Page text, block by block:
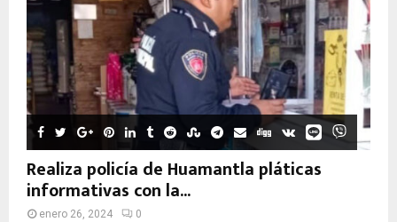
Realiza policía de Huamantla pláticas
informativas con la...
enero 26, 2024 0